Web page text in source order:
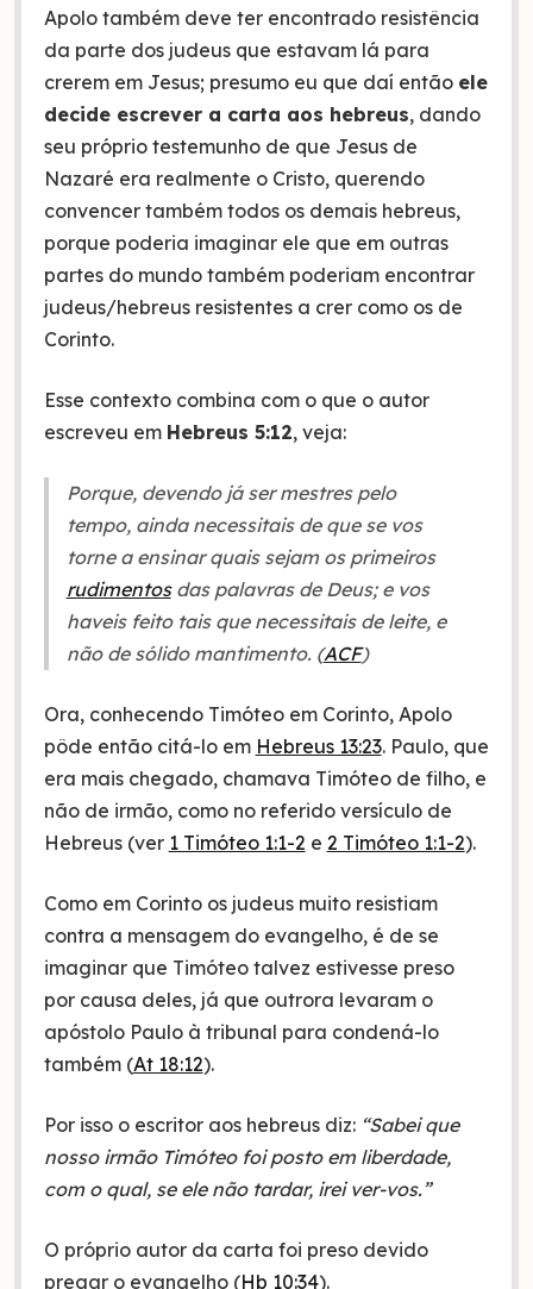
Apolo também deve ter encontrado resistência
da parte dos judeus que estavam lá para
crerem em Jesus; presumo eu que daí então ele
decide escrever a carta aos hebreus, dando
seu próprio testemunho de que Jesus de
Nazaré era realmente o Cristo, querendo
convencer também todos os demais hebreus,
porque poderia imaginar ele que em outras
partes do mundo também poderiam encontrar
judeus/hebreus resistentes a crer como os de
Corinto.
Esse contexto combina com o que o autor
escreveu em Hebreus 5:12, veja:
Porque, devendo já ser mestres pelo
tempo, ainda necessitais de que se vos
torne a ensinar quais sejam os primeiros
rudimentosdas palavras de Deus; e vos
haveis feito tais que necessitais de leite, e
não de sólido mantimento. (ACF)
Ora, conhecendo Timóteo em Corinto, Apolo
pôde então citá-lo em Hebreus 13:23. Paulo, que
era mais chegado, chamava Timóteo de filho, e
não de irmão, como no referido versículo de
Hebreus (ver 1 Timóteo 1:1-2 e 2 Timóteo 1:1-2).
Como em Corinto os judeus muito resistiam
contra a mensagem do evangelho, é de se
imaginar que Timóteo talvez estivesse preso
por causa deles, já que outrora levaram o
apóstolo Paulo à tribunal para condená-lo
também (At 18:12).
Por isso o escritor aos hebreus diz: “Sabei que
nosso irmão Timóteo foi posto em liberdade,
com o qual, se ele não tardar, irei ver-vos.”
O próprio autor da carta foi preso devido
pregar o evangelho (Hb 10:34).